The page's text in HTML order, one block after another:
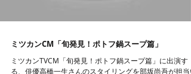
ミツカンCM「旬発見！ポトフ鍋スープ篇」
ミツカンTVCM「旬発見！ポトフ鍋スープ篇」に出演す
る、俳優高橋一生さんのスタイリングを部坂尚吾が担当